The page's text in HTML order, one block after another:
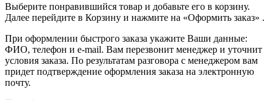
Выберите понравившийся товар и добавьте его в корзину.
Далее перейдите в Корзину и нажмите на «Оформить заказ» .
При оформлении быстрого заказа укажите Ваши данные:
ФИО, телефон и e-mail. Вам перезвонит менеджер и уточнит
условия заказа. По результатам разговора с менеджером вам
придет подтверждение оформления заказа на электронную
почту.